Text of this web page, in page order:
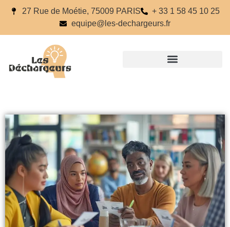
27 Rue de Moétie, 75009 PARIS
+ 33 1 58 45 10 25
equipe@les-dechargeurs.fr